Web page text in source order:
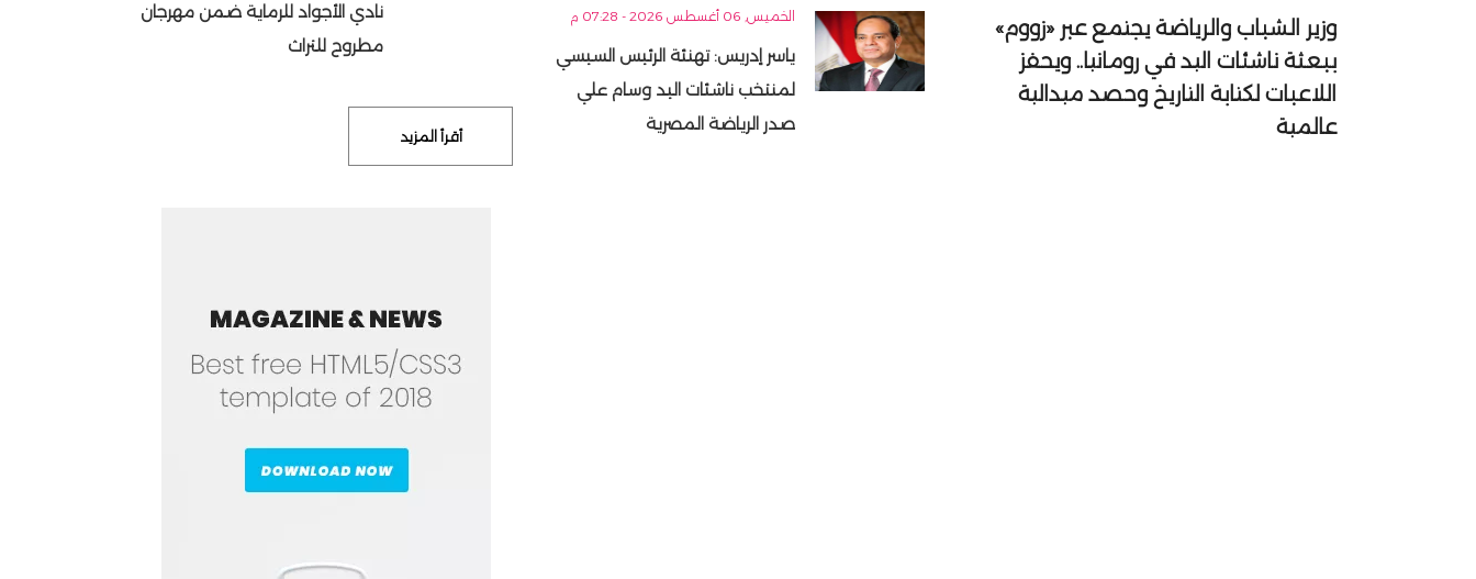
وزير الشباب والرياضة يجتمع عبر «زووم»
ببعثة ناشئات اليد في رومانيا.. ويحفز
اللاعبات لكتابة التاريخ وحصد ميدالية
عالمية
الخميس, 06 أغسطس 2026 - 07:28 م
ياسر إدريس: تهنئة الرئيس السيسي
لمنتخب ناشئات اليد وسام علي
صدر الرياضة المصرية
نادي الأجواد للرماية ضمن مهرجان
مطروح للتراث
أقرأ المزيد